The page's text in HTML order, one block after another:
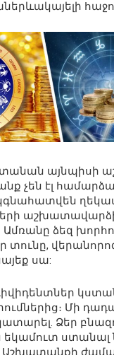
այնպիսի
չեն էլ
ձեզ
տունը,
սա:
Մի
Ձեր
եկամուտ ստանալ
Աշխատանքի